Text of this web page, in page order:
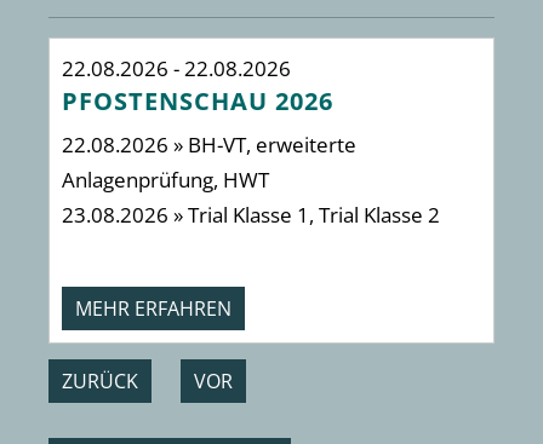
22.08.2026 - 22.08.2026
PFOSTENSCHAU 2026
22.08.2026 » BH-VT, erweiterte
Anlagenprüfung, HWT
23.08.2026 » Trial Klasse 1, Trial Klasse 2
MEHR ERFAHREN
ZURÜCK VOR